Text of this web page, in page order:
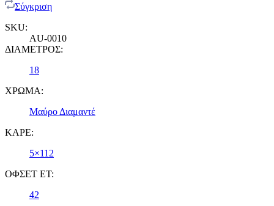
Σύγκριση
SKU:
AU-0010
ΔΙΑΜΕΤΡΟΣ:
18
ΧΡΩΜΑ:
Μαύρο Διαμαντέ
ΚΑΡΕ:
5×112
ΟΦΣΕΤ ET:
42